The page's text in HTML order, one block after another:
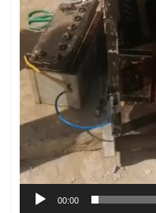
00:00